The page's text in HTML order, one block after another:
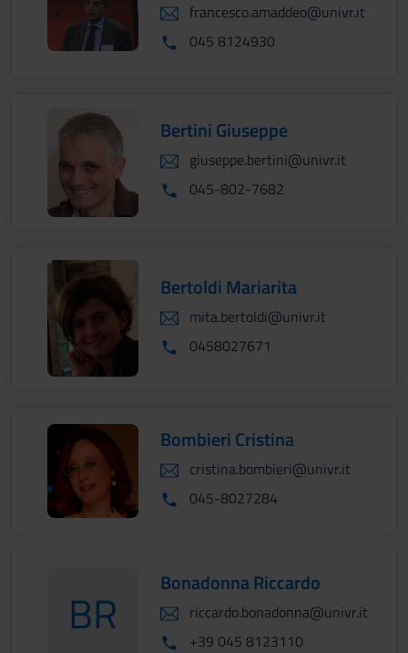
francesco.amaddeo@univr.it
045 8124930
Bertini Giuseppe
giuseppe.bertini@univr.it
045-802-7682
Bertoldi Mariarita
mita.bertoldi@univr.it
0458027671
Bombieri Cristina
cristina.bombieri@univr.it
045-8027284
BRBonadonnaRiccardo
Bonadonna Riccardo
riccardo.bonadonna@univr.it
+39 045 8123110